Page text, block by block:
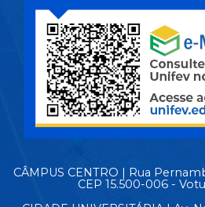
CÂMPUS CENTRO | Rua
CEP 15.500-006 -